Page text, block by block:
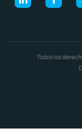
Todos los